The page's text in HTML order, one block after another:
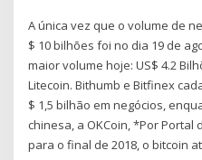
A única vez que o volume de
$ 10 bilhões foi no dia 19 de
maior volume hoje: US$ 4.2
Litecoin. Bithumb e Bitfinex
$ 1,5 bilhão em negócios,
chinesa, a OKCoin, *Por Portal
para o final de 2018, o bitcoin